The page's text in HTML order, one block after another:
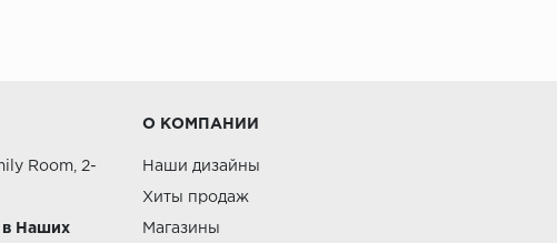
Room, 2-
в Наших
О КОМПАНИИ
Наши дизайны
Хиты продаж
Магазины